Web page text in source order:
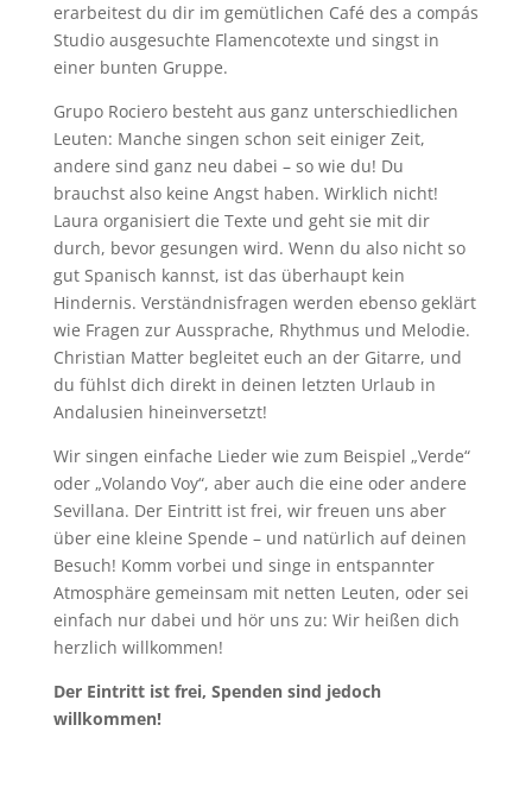
erarbeitest du dir im gemütlichen Café des a compás
Studio ausgesuchte Flamencotexte und singst in
einer bunten Gruppe.
Grupo Rociero besteht aus ganz unterschiedlichen
Leuten: Manche singen schon seit einiger Zeit,
andere sind ganz neu dabei – so wie du! Du
brauchst also keine Angst haben. Wirklich nicht!
Laura organisiert die Texte und geht sie mit dir
durch, bevor gesungen wird. Wenn du also nicht so
gut Spanisch kannst, ist das überhaupt kein
Hindernis. Verständnisfragen werden ebenso geklärt
wie Fragen zur Aussprache, Rhythmus und Melodie.
Christian Matter begleitet euch an der Gitarre, und
du fühlst dich direkt in deinen letzten Urlaub in
Andalusien hineinversetzt!
Wir singen einfache Lieder wie zum Beispiel „Verde“
oder „Volando Voy“, aber auch die eine oder andere
Sevillana. Der Eintritt ist frei, wir freuen uns aber
über eine kleine Spende – und natürlich auf deinen
Besuch! Komm vorbei und singe in entspannter
Atmosphäre gemeinsam mit netten Leuten, oder sei
einfach nur dabei und hör uns zu: Wir heißen dich
herzlich willkommen!
Der Eintritt ist frei, Spenden sind jedoch
willkommen!